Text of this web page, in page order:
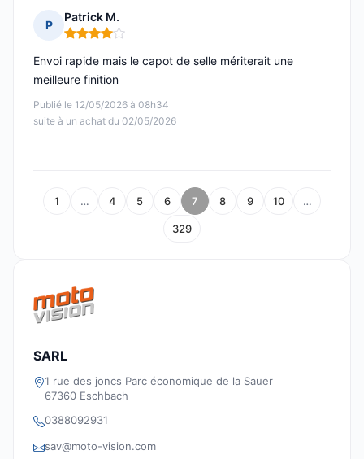
P
Patrick M.
Note : 4 sur 5
Publié le 12/05/2026 à 08h34
suite à un achat du 02/05/2026
Envoi rapide mais le capot de selle mériterait une
meilleure finition
1 … 4 5 6 7 8 9 10 …
329
SARL
1 rue des joncs Parc économique de la Sauer
67360 Eschbach
0388092931
sav@moto-vision.com